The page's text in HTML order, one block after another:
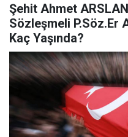
Şehit Ahmet
Sözleşmeli P.Söz.Er
Kaç Yaşında?